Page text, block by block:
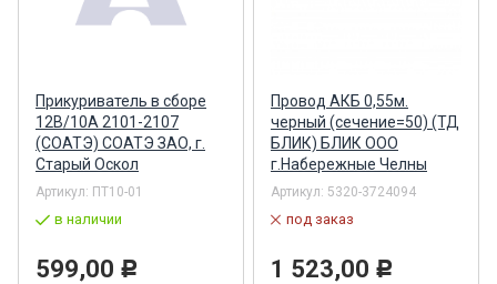
Прикуриватель в сборе
12В/10А 2101-2107
(СОАТЭ) СОАТЭ ЗАО, г.
Старый Оскол
Артикул: ПТ10-01
в наличии
599,00 Р
Провод АКБ 0,55м.
черный (сечение=50) (ТД
БЛИК) БЛИК ООО
г.Набережные Челны
Артикул: 5320-3724094
под заказ
1 523,00 Р